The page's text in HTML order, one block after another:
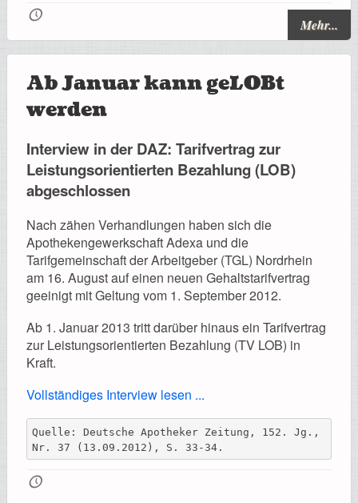
🕔 Mehr...
Ab Januar kann geLOBt
werden
Interview in der DAZ: Tarifvertrag zur
Leistungsorientierten Bezahlung (LOB)
abgeschlossen
Nach zähen Verhandlungen haben sich die
Apothekengewerkschaft Adexa und die
Tarifgemeinschaft der Arbeitgeber (TGL) Nordrhein
am 16. August auf einen neuen Gehaltstarifvertrag
geeinigt mit Geltung vom 1. September 2012.
Ab 1. Januar 2013 tritt darüber hinaus ein Tarifvertrag
zur Leistungsorientierten Bezahlung (TV LOB) in
Kraft.
Vollständiges Interview lesen ...
Quelle: Deutsche Apotheker Zeitung, 152. Jg.,
Nr. 37 (13.09.2012), S. 33-34.
🕔